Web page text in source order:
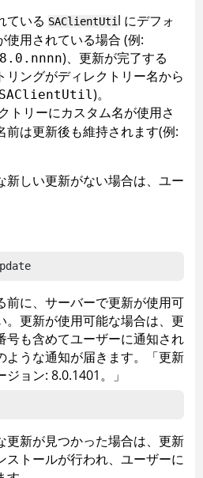
ている SAClientUtil にデフォ
使用されている場合 (例:
)、更新が完了する
リングがディレクトリー名から
)。
トリーにカスタム名が使用さ
前は更新後も維持されます(例:
新しい更新がない場合は、ユー
前に、サーバーで更新が使用可
。更新が使用可能な場合は、更
号も含めてユーザーに通知され
ような通知が届きます。「更新
ョン: 8.0.1401。」
更新が見つかった場合は、更新
ストールが行われ、ユーザーに